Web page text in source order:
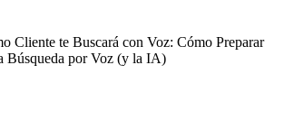
Cliente te Buscará con Voz: Cómo Preparar
Búsqueda por Voz (y la IA)